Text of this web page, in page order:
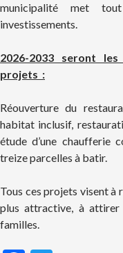
municipalité met
investissements.
2026-2033 seront
projets :
Réouverture du
habitat inclusif,
étude d’une chaufferie
treize parcelles à batir.
Tous ces projets visent à
plus attractive, à attirer
familles.